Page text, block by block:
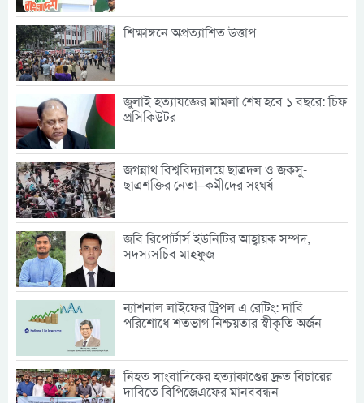
শিক্ষাঙ্গনে অপ্রত্যাশিত উত্তাপ
জুলাই হত্যাযজ্ঞের মামলা শেষ হবে ১ বছরে: চিফ
প্রসিকিউটর
জগন্নাথ বিশ্ববিদ্যালয়ে ছাত্রদল ও জকসু-
ছাত্রশক্তির নেতা–কর্মীদের সংঘর্ষ
জবি রিপোর্টার্স ইউনিটির আহ্বায়ক সম্পদ,
সদস্যসচিব মাহফুজ
ন্যাশনাল লাইফের ট্রিপল এ রেটিং: দাবি
পরিশোধে শতভাগ নিশ্চয়তার স্বীকৃতি অর্জন
নিহত সাংবাদিকের হত্যাকাণ্ডের দ্রুত বিচারের
দাবিতে বিপিজেএফের মানববন্ধন